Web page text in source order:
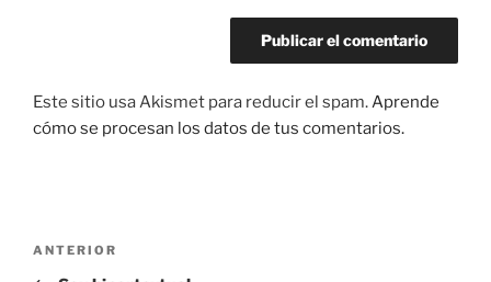
Este sitio usa Akismet para reducir el spam.Aprende
cómo se procesan los datos de tus comentarios.
Navegación
Entrada
ANTERIOR